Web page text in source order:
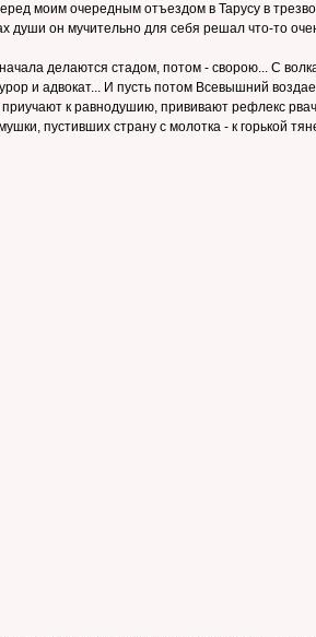
моим очередным отъездом в Тарусу в
души он мучительно для себя решал что-то
делаются стадом, потом - сворою... С
и адвокат... И пусть потом Всевышний
к равнодушию, прививают рефлекс
пустивших страну с молотка - к горькой